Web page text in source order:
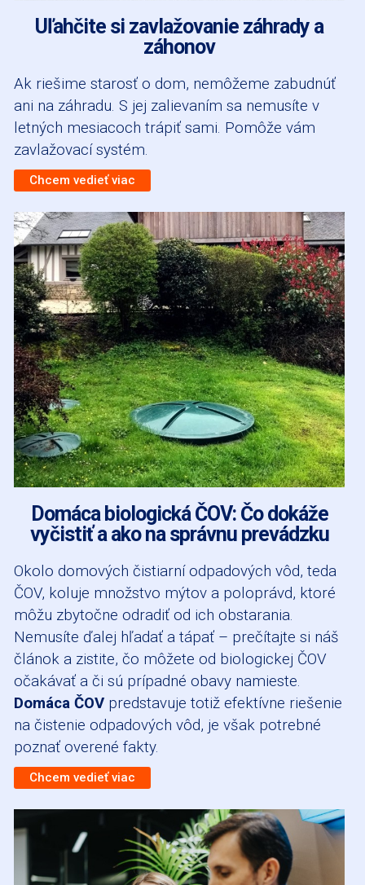
Uľahčite si zavlažovanie záhrady a
záhonov
Ak riešime starosť o dom, nemôžeme zabudnúť
ani na záhradu. S jej zalievaním sa nemusíte v
letných mesiacoch trápiť sami. Pomôže vám
zavlažovací systém.
Chcem vedieť viac
Domáca biologická ČOV: Čo dokáže
vyčistiť a ako na správnu prevádzku
Okolo domových čistiarní odpadových vôd, teda
ČOV, koluje množstvo mýtov a poloprávd, ktoré
môžu zbytočne odradiť od ich obstarania.
Nemusíte ďalej hľadať a tápať – prečítajte si náš
článok a zistite, čo môžete od biologickej ČOV
očakávať a či sú prípadné obavy namieste.
Domáca ČOV predstavuje totiž efektívne riešenie
na čistenie odpadových vôd, je však potrebné
poznať overené fakty.
Chcem vedieť viac